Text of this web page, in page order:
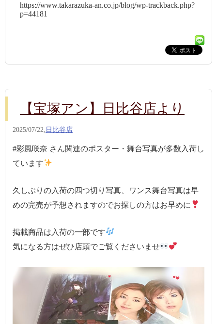
https://www.takarazuka-an.co.jp/blog/wp-trackback.php?
p=44181
【宝塚アン】日比谷店より
2025/07/22, 日比谷店
#彩風咲奈 さん関連のポスター・舞台写真が多数入荷し
ています
久しぶりの入荷の四つ切り写真、ワンス舞台写真は早
めの完売が予想されますのでお探しの方はお早めに
掲載商品は入荷の一部です
気になる方はぜひ店頭でご覧くださいませ